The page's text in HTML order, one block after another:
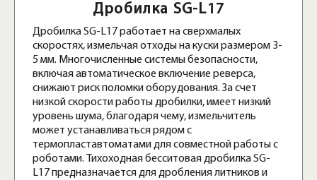
Дробилка SG-L17
Дробилка SG-L17 работает на сверхмалых
скоростях, измельчая отходы на куски размером 3-
5 мм. Многочисленные системы безопасности,
включая автоматическое включение реверса,
снижают риск поломки оборудования. За счет
низкой скорости работы дробилки, имеет низкий
уровень шума, благодаря чему, измельчитель
может устанавливаться рядом с
термопластавтоматами для совместной работы с
роботами. Тихоходная бесситовая дробилка SG-
L17 предназначается для дробления литников и